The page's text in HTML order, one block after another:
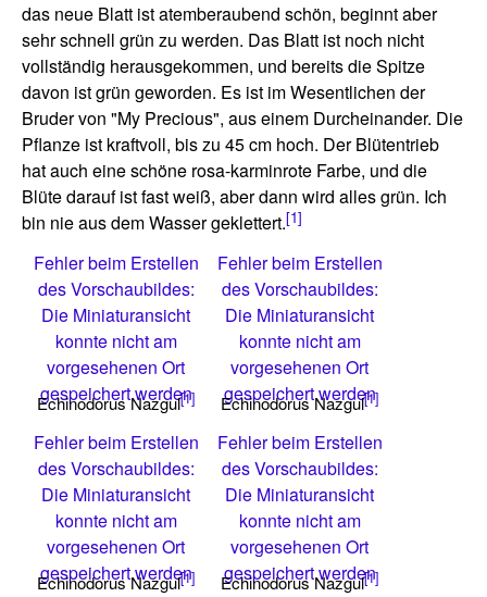
das neue Blatt ist atemberaubend schön, beginnt aber
sehr schnell grün zu werden. Das Blatt ist noch nicht
vollständig herausgekommen, und bereits die Spitze
davon ist grün geworden. Es ist im Wesentlichen der
Bruder von "My Precious", aus einem Durcheinander. Die
Pflanze ist kraftvoll, bis zu 45 cm hoch. Der Blütentrieb
hat auch eine schöne rosa-karminrote Farbe, und die
Blüte darauf ist fast weiß, aber dann wird alles grün. Ich
bin nie aus dem Wasser geklettert.[1]
Fehler beim Erstellen
des Vorschaubildes:
Die Miniaturansicht
konnte nicht am
vorgesehenen Ort
gespeichert werden
Echinodorus Nazgul[1]
Fehler beim Erstellen
des Vorschaubildes:
Die Miniaturansicht
konnte nicht am
vorgesehenen Ort
gespeichert werden
Echinodorus Nazgul[1]
Fehler beim Erstellen
des Vorschaubildes:
Die Miniaturansicht
konnte nicht am
vorgesehenen Ort
gespeichert werden
Echinodorus Nazgul[1]
Fehler beim Erstellen
des Vorschaubildes:
Die Miniaturansicht
konnte nicht am
vorgesehenen Ort
gespeichert werden
Echinodorus Nazgul[1]